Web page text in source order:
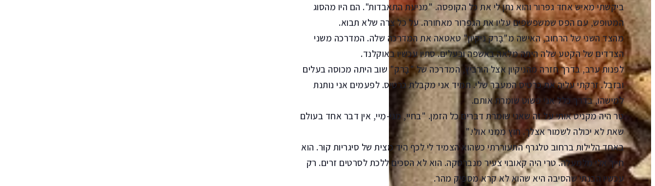
ביקשתי מאיש אחד גפרור והוא נתן לי את כל הקופסה. "מניעת התאבדות". הם היו מהסוג
המטופש, עם הפס שמשפשפים עליו את הגפרור מאחורה. על כל צרה שלא תבוא.
מהצד השני של הרחוב, האישה מ"בָּרק ניקיון" טאטאה את המדרכה שלה. המדרכה משני
הצדדים של הקטע שלה היתה מלאה באשפה ובעלים. סתיו עכשיו באוקלנד.
לפנות ערב, בדרך חזרה מהניקיון אצל הורביץ, המדרכה של "בָּרק" שוב היתה מכוסה בעלים
ובזבל. זרקתי עליה את כרטיס המעבר שלי. תמיד אני מקבלת כרטיס. לפעמים אני נותנת
למישהו, בדרך כלל אני פשוט שומרת אותם.
טֶר היה מקניט אותי על זה שאני שומרת דברים כל הזמן. "בחיי, מגי-מֵיי, אין דבר אחד בעולם
שאת לא יכולה לשמור אצלך. חוץ ממני אולי."
באחד הלילות ברחוב טלגרף התעוררתי כשהוא הצמיד לי לכף היד מצית של סיגריות קוּר. הוא
חייך אלי מלמעלה. טרי היה קאובוי צעיר מנברסקה. הוא לא הסכים ללכת לסרטים זרים. רק
עכשיו הבנתי שהסיבה היא שהוא לא קרא מספיק מהר.